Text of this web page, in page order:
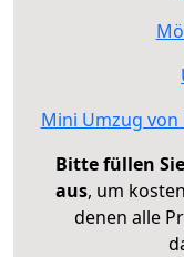
Mini Umzug
Bitte füllen
aus, um
denen alle